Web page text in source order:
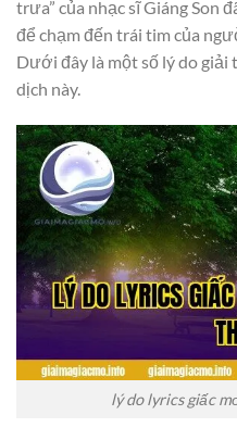
trưa” của nhạc sĩ Giáng Son
để chạm đến trái tim của
Dưới đây là một số lý do giải
dịch này.
lý do lyrics giấc